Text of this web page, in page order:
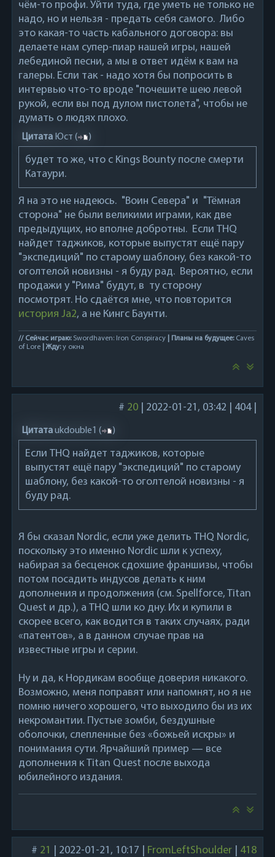
чём-то профи. Уйти туда, где уметь не только не
надо, но и нельзя - предать себя самого. Либо
это какая-то часть кабального договора: вы
делаете нам супер-пиар нашей игры, нашей
лебединой песни, а мы в ответ идём к вам на
галеры. Если так - надо хотя бы попросить в
интервью что-то вроде "почешите шею левой
рукой, если вы под дулом пистолета", чтобы не
думать о людях плохо.
Цитата Юст ( )
будет то же, что с Kings Bounty после смерти
Катаури.
Я на это не надеюсь. "Воин Севера" и "Тёмная
сторона" не были великими играми, как две
предыдущих, но вполне добротны. Если THQ
найдет таджиков, которые выпустят ещё пару
"экспедиций" по старому шаблону, без какой-то
оголтелой новизны - я буду рад. Вероятно, если
продажи у "Рима" будут, в ту сторону
посмотрят. Но сдаётся мне, что повторится
история Ja2, а не Кингс Баунти.
// Сейчас играю:Swordhaven: Iron Conspiracy | Планы на будущее:Caves
of Lore
| Жду:у окна
# 20| 2022-01-21, 03:42 404|
Цитатаukdouble1 ( )
Если THQ найдет таджиков, которые
выпустят ещё пару "экспедиций" по старому
шаблону, без какой-то оголтелой новизны - я
буду рад.
Я бы сказал Nordic, если уже делить THQ Nordic,
поскольку это именно Nordic шли к успеху,
набирая за бесценок сдохшие франшизы, чтобы
потом посадить индусов делать к ним
дополнения и продолжения (см. Spellforce, Titan
Quest и др.), а THQ шли ко дну. Их и купили в
скорее всего, как водится в таких случаях, ради
«патентов», а в данном случае прав на
известные игры и серии.
Ну и да, к Нордикам вообще доверия никакого.
Возможно, меня поправят или напомнят, но я не
помню ничего хорошего, что выходило бы из их
некромантии. Пустые зомби, бездушные
оболочки, слепленные без «божьей искры» и
понимания сути. Ярчайший пример — все
дополнения к Titan Quest после выхода
юбилейного издания.
# 21 2022-01-21, 10:17 FromLeftShoulder| 418